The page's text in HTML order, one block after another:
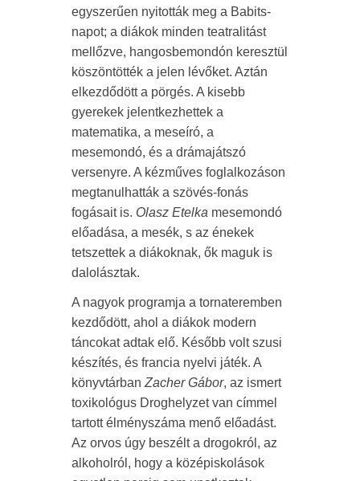
egyszerűen nyitották meg a Babits-
napot; a diákok minden teatralitást
mellőzve, hangosbemondón keresztül
köszöntötték a jelen lévőket. Aztán
elkezdődött a pörgés. A kisebb
gyerekek jelentkezhettek a
matematika, a meseíró, a
mesemondó, és a drámajátszó
versenyre. A kézműves foglalkozáson
megtanulhatták a szövés-fonás
fogásait is. Olasz Etelka mesemondó
előadása, a mesék, s az énekek
tetszettek a diákoknak, ők maguk is
dalolásztak.
A nagyok programja a tornateremben
kezdődött, ahol a diákok modern
táncokat adtak elő. Később volt szusi
készítés, és francia nyelvi játék. A
könyvtárban Zacher Gábor, az ismert
toxikológus Droghelyzet van címmel
tartott élményszáma menő előadást.
Az orvos úgy beszélt a drogokról, az
alkoholról, hogy a középiskolások